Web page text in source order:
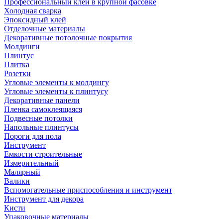
Профессиональный клей в крупной фасовке
Холодная сварка
Эпоксидный клей
Отделочные материалы
Декоративные потолочные покрытия
Молдинги
Плинтус
Плитка
Розетки
Угловые элементы к молдингу
Угловые элементы к плинтусу
Декоративные панели
Пленка самоклеящаяся
Подвесные потолки
Напольные плинтусы
Пороги для пола
Инструмент
Емкости строительные
Измерительный
Малярный
Валики
Вспомогательные приспособления и инструмент
Инструмент для декора
Кисти
Упаковочные материалы